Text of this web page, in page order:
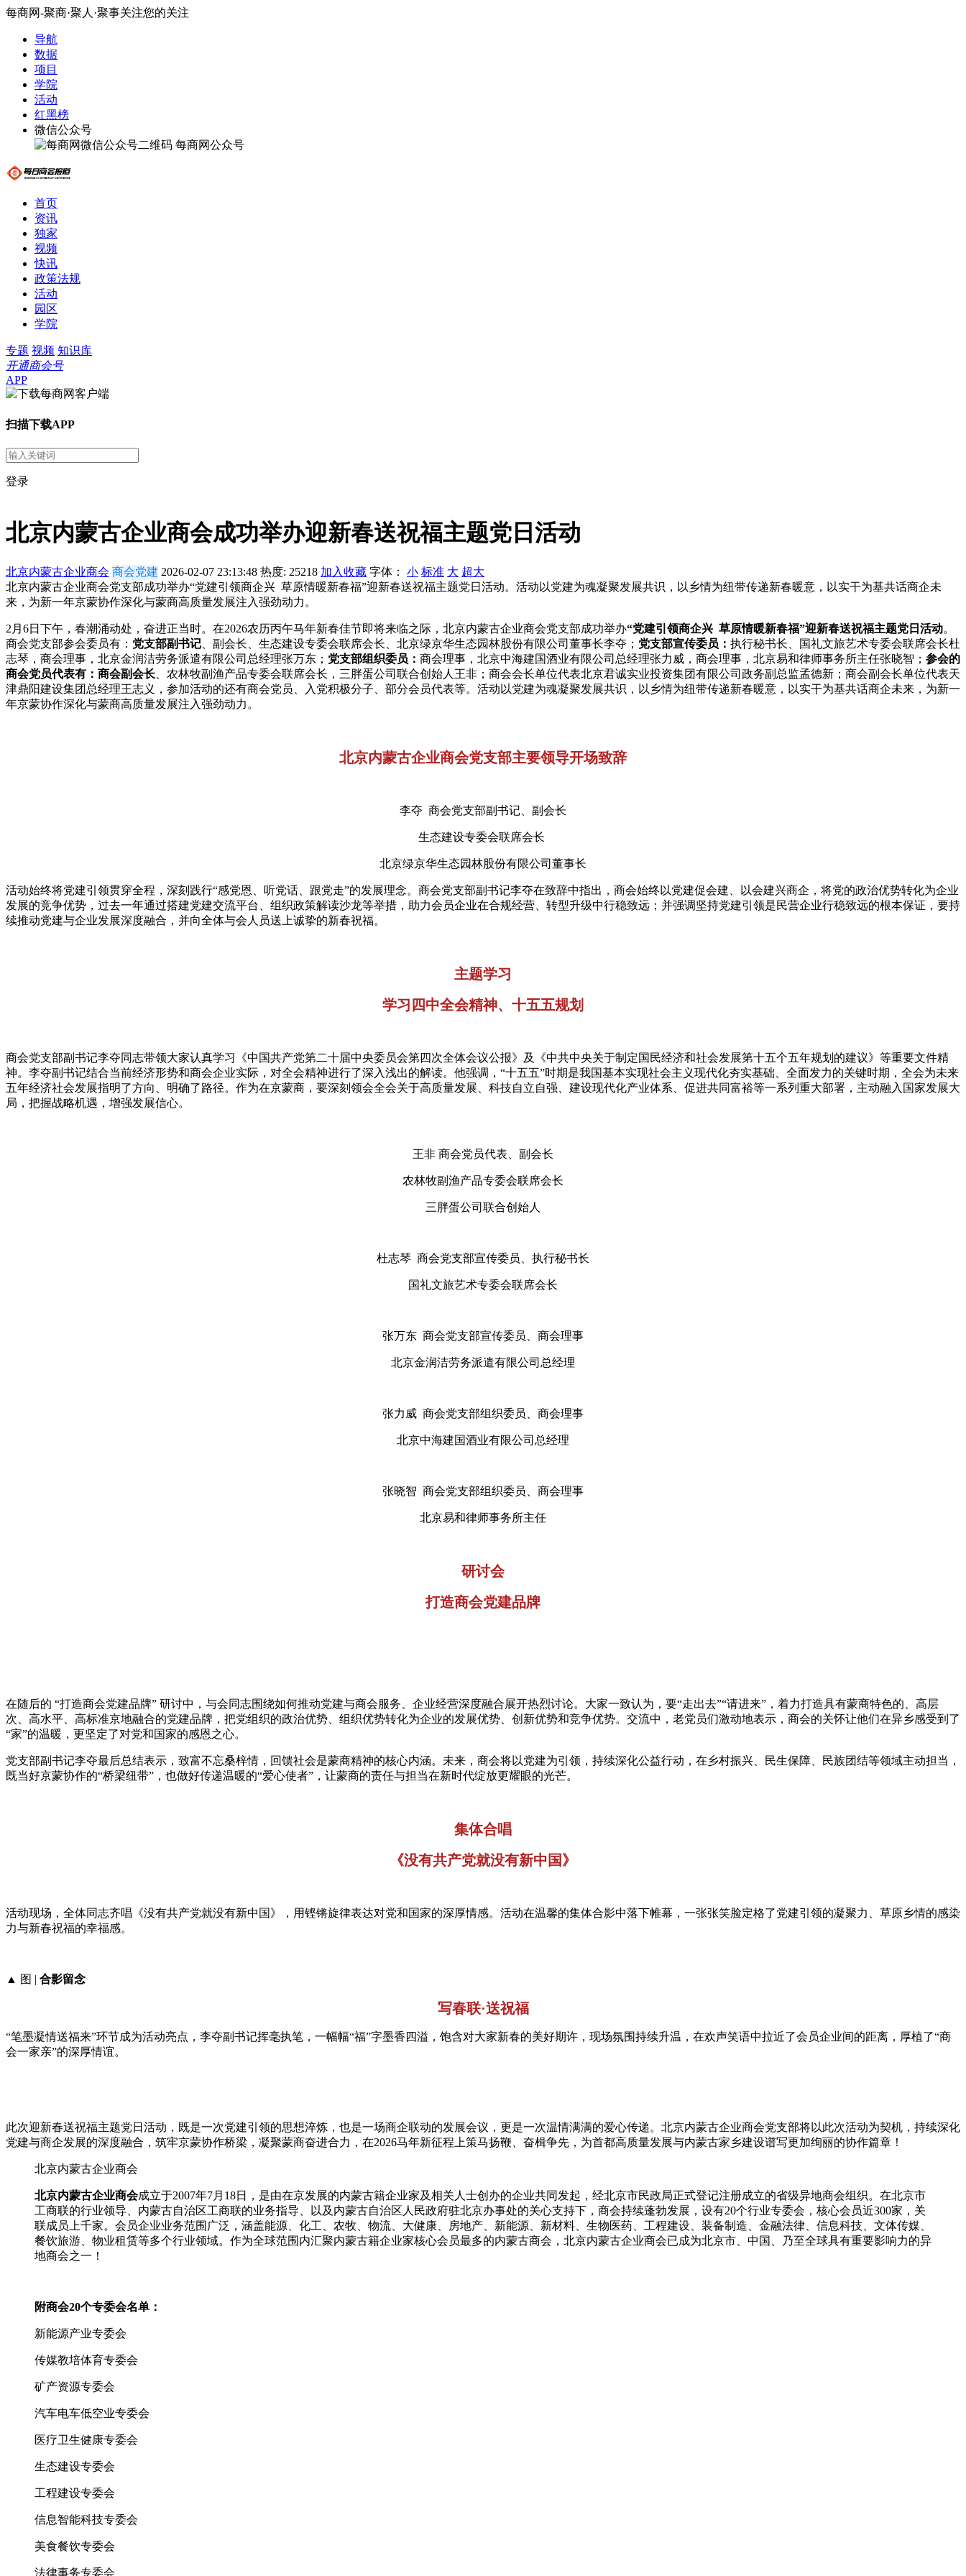
每商网-聚商·聚人·聚事关注您的关注
导航
数据
项目
学院
活动
红黑榜
微信公众号
每商网公众号
首页
资讯
独家
视频
快讯
政策法规
活动
园区
学院
专题 视频 知识库
开通商会号
APP
扫描下载APP
登录
北京内蒙古企业商会成功举办迎新春送祝福主题党日活动
北京内蒙古企业商会 商会党建 2026-02-07 23:13:48 热度: 25218 加入收藏 字体： 小 标准 大 超大
北京内蒙古企业商会党支部成功举办“党建引领商企兴 草原情暖新春福”迎新春送祝福主题党日活动。活动以党建为魂凝聚发展共识，以乡情为纽带传递新春暖意，以实干为基共话商企未
来，为新一年京蒙协作深化与蒙商高质量发展注入强劲动力。
2月6日下午，春潮涌动处，奋进正当时。在2026农历丙午马年新春佳节即将来临之际，北京内蒙古企业商会党支部成功举办“党建引领商企兴 草原情暖新春福”迎新春送祝福主题党日活动。
商会党支部参会委员有： 党支部副书记 、副会长、生态建设专委会联席会长、北京绿京华生态园林股份有限公司董事长李夺； 党支部宣传委员： 执行秘书长、国礼文旅艺术专委会联席会长杜
志琴，商会理事，北京金润洁劳务派遣有限公司总经理张万东； 党支部组织委员： 商会理事，北京中海建国酒业有限公司总经理张力威，商会理事，北京易和律师事务所主任张晓智； 参会的
商会党员代表有：商会副会长 、农林牧副渔产品专委会联席会长，三胖蛋公司联合创始人王非；商会会长单位代表北京君诚实业投资集团有限公司政务副总监孟德新；商会副会长单位代表天
津鼎阳建设集团总经理王志义，参加活动的还有商会党员、入党积极分子、部分会员代表等。活动以党建为魂凝聚发展共识，以乡情为纽带传递新春暖意，以实干为基共话商企未来，为新一
年京蒙协作深化与蒙商高质量发展注入强劲动力。
北京内蒙古企业商会党支部主要领导开场致辞
李夺 商会党支部副书记、副会长
生态建设专委会联席会长
北京绿京华生态园林股份有限公司董事长
活动始终将党建引领贯穿全程，深刻践行“感党恩、听党话、跟党走”的发展理念。商会党支部副书记李夺在致辞中指出，商会始终以党建促会建、以会建兴商企，将党的政治优势转化为企业
发展的竞争优势，过去一年通过搭建党建交流平台、组织政策解读沙龙等举措，助力会员企业在合规经营、转型升级中行稳致远；并强调坚持党建引领是民营企业行稳致远的根本保证，要持
续推动党建与企业发展深度融合，并向全体与会人员送上诚挚的新春祝福。
主题学习
学习四中全会精神、十五五规划
商会党支部副书记李夺同志带领大家认真学习《中国共产党第二十届中央委员会第四次全体会议公报》及《中共中央关于制定国民经济和社会发展第十五个五年规划的建议》等重要文件精
神。李夺副书记结合当前经济形势和商会企业实际，对全会精神进行了深入浅出的解读。他强调，“十五五”时期是我国基本实现社会主义现代化夯实基础、全面发力的关键时期，全会为未来
五年经济社会发展指明了方向、明确了路径。作为在京蒙商，要深刻领会全会关于高质量发展、科技自立自强、建设现代化产业体系、促进共同富裕等一系列重大部署，主动融入国家发展大
局，把握战略机遇，增强发展信心。
王非 商会党员代表、副会长
农林牧副渔产品专委会联席会长
三胖蛋公司联合创始人
杜志琴 商会党支部宣传委员、执行秘书长
国礼文旅艺术专委会联席会长
张万东 商会党支部宣传委员、商会理事
北京金润洁劳务派遣有限公司总经理
张力威 商会党支部组织委员、商会理事
北京中海建国酒业有限公司总经理
张晓智 商会党支部组织委员、商会理事
北京易和律师事务所主任
研讨会
打造商会党建品牌
在随后的 “打造商会党建品牌” 研讨中，与会同志围绕如何推动党建与商会服务、企业经营深度融合展开热烈讨论。大家一致认为，要“走出去”“请进来”，着力打造具有蒙商特色的、高层
次、高水平、高标准京地融合的党建品牌，把党组织的政治优势、组织优势转化为企业的发展优势、创新优势和竞争优势。交流中，老党员们激动地表示，商会的关怀让他们在异乡感受到了
“家”的温暖，更坚定了对党和国家的感恩之心。
党支部副书记李夺最后总结表示，致富不忘桑梓情，回馈社会是蒙商精神的核心内涵。未来，商会将以党建为引领，持续深化公益行动，在乡村振兴、民生保障、民族团结等领域主动担当，
既当好京蒙协作的“桥梁纽带”，也做好传递温暖的“爱心使者”，让蒙商的责任与担当在新时代绽放更耀眼的光芒。
集体合唱
《没有共产党就没有新中国》
活动现场，全体同志齐唱《没有共产党就没有新中国》，用铿锵旋律表达对党和国家的深厚情感。活动在温馨的集体合影中落下帷幕，一张张笑脸定格了党建引领的凝聚力、草原乡情的感染
力与新春祝福的幸福感。
▲ 图 | 合影留念
写春联·送祝福
“笔墨凝情送福来”环节成为活动亮点，李夺副书记挥毫执笔，一幅幅“福”字墨香四溢，饱含对大家新春的美好期许，现场氛围持续升温，在欢声笑语中拉近了会员企业间的距离，厚植了“商
会一家亲”的深厚情谊。
此次迎新春送祝福主题党日活动，既是一次党建引领的思想淬炼，也是一场商企联动的发展会议，更是一次温情满满的爱心传递。北京内蒙古企业商会党支部将以此次活动为契机，持续深化
党建与商企发展的深度融合，筑牢京蒙协作桥梁，凝聚蒙商奋进合力，在2026马年新征程上策马扬鞭、奋楫争先，为首都高质量发展与内蒙古家乡建设谱写更加绚丽的协作篇章！
北京内蒙古企业商会
北京内蒙古企业商会成立于2007年7月18日，是由在京发展的内蒙古籍企业家及相关人士创办的企业共同发起，经北京市民政局正式登记注册成立的省级异地商会组织。在北京市
工商联的行业领导、内蒙古自治区工商联的业务指导、以及内蒙古自治区人民政府驻北京办事处的关心支持下，商会持续蓬勃发展，设有20个行业专委会，核心会员近300家，关
联成员上千家。会员企业业务范围广泛，涵盖能源、化工、农牧、物流、大健康、房地产、新能源、新材料、生物医药、工程建设、装备制造、金融法律、信息科技、文体传媒、
餐饮旅游、物业租赁等多个行业领域。作为全球范围内汇聚内蒙古籍企业家核心会员最多的内蒙古商会，北京内蒙古企业商会已成为北京市、中国、乃至全球具有重要影响力的异
地商会之一！
附商会20个专委会名单：
新能源产业专委会
传媒教培体育专委会
矿产资源专委会
汽车电车低空业专委会
医疗卫生健康专委会
生态建设专委会
工程建设专委会
信息智能科技专委会
美食餐饮专委会
法律事务专委会